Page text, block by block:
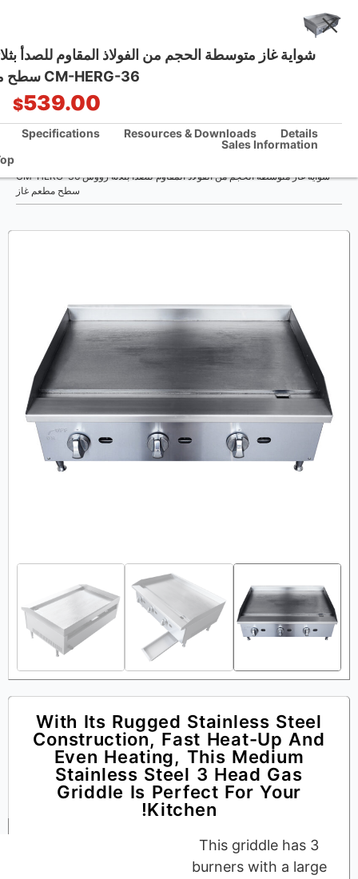
شواية غاز متوسطة الحجم من الفولاذ المقاوم للصدأ بثلاثة رؤوس CM-HERG-36
With Its Rugged Stainless
Construction, Fast Heat-
Even Heating, This
Stainless Steel 3 Head
Griddle Is Perfect For
This
burners with
متوسطة الحجم من الفولاذ المقاوم للصدأ بثلاثة رؤوس
CM-HERG-36 سطح مطعم غاز
$
/Each
Resources & Downloads
Specifications
Sales